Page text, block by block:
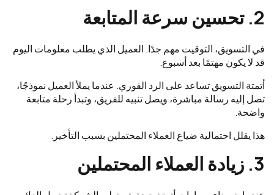
2. تحسين سرعة المتابعة
في التسويق، التوقيت مهم جدًا. العميل الذي يطلب معلومات اليوم
قد لا يكون مهتمًا بعد أسبوع.
أتمتة التسويق تساعد على الرد الفوري. عندما يملأ العميل نموذجًا،
تصل إليه رسالة مباشرة، ويصل تنبيه للفريق، وتبدأ رحلة متابعة
واضحة.
هذا يقلل احتمالية ضياع العملاء المحتملين بسبب التأخير.
3. زيادة العملاء المحتملين